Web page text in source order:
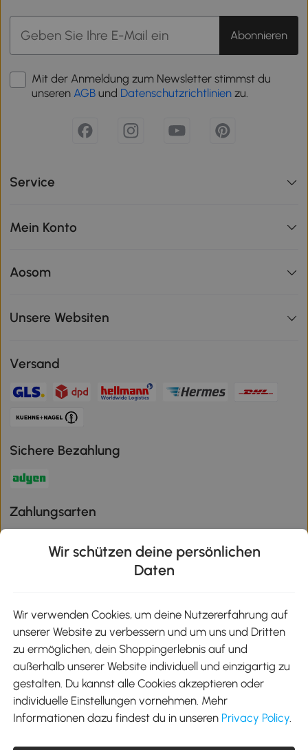
Abonnieren
Mit der Anmeldung zum Newsletter stimmst du
unseren AGB und Datenschutzrichtlinien zu.
Service
Mein Konto
Aosom
Unsere Websiten
Versand
Sichere Bezahlung
Zahlungsarten
Aosom-App
Google Play
Wir schützen deine persönlichen
Daten
Wir verwenden Cookies, um deine Nutzererfahrung auf
unserer Website zu verbessern und um uns und Dritten
zu ermöglichen, dein Shoppingerlebnis auf und
außerhalb unserer Website individuell und einzigartig zu
gestalten. Du kannst alle Cookies akzeptieren oder
individuelle Einstellungen vornehmen. Mehr
Informationen dazu findest du in unseren Privacy Policy.